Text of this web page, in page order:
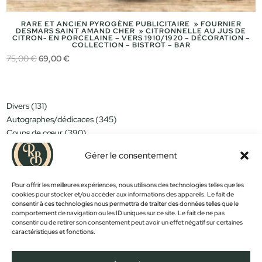
Gérer le consentement
Pour offrir les meilleures expériences, nous utilisons des technologies telles que les
cookies pour stocker et/ou accéder aux informations des appareils. Le fait de
consentir à ces technologies nous permettra de traiter des données telles que le
comportement de navigation ou les ID uniques sur ce site. Le fait de ne pas
consentir ou de retirer son consentement peut avoir un effet négatif sur certaines
caractéristiques et fonctions.
RARE ET ANCIEN PYROGÈNE PUBLICITAIRE » FOURNIER
DESMARS SAINT AMAND CHER » CITRONNELLE AU JUS DE
CITRON- EN PORCELAINE – VERS 1910/1920 – DÉCORATION –
COLLECTION – BISTROT – BAR
75,00€Le
75,00 €.
69,00€Le
Divers 131131
produits
Autographes/dédicaces 345345
Coups de cœur 390390
Miniatures/jouets
produits
Moins de 15€
produits
Objets déco 11831183
produits
Trop tard... 381381
produits
Vintage 589589
produits